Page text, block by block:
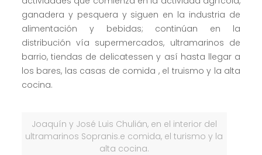
ganadera y pesquera y siguen en la industria de
alimentación y bebidas; continúan en la
distribución vía supermercados, ultramarinos de
barrio, tiendas de delicatessen y así hasta llegar a
los bares, las casas de comida , el truismo y la alta
cocina.
Joaquín y José Luis Chulián, en el interior del
ultramarinos Sopranis.e comida, el turismo y la
alta cocina.